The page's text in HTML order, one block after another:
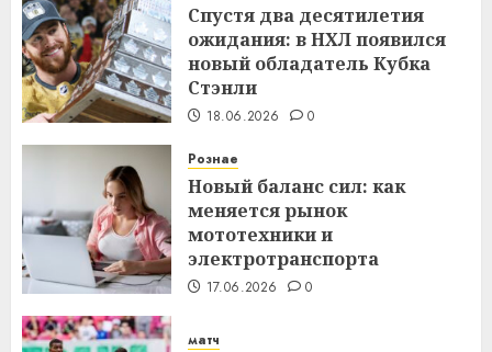
Спустя два десятилетия
ожидания: в НХЛ появился
новый обладатель Кубка
Стэнли
18.06.2026 0
Рознае
Новый баланс сил: как
меняется рынок
мототехники и
электротранспорта
17.06.2026 0
матч